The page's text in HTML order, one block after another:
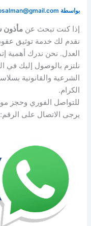
بواسطة
إذا كنت تبحث عنمأذون
نقدم لك خدمة توثيق عقود
العدل. نحن ندرك أهمية
نلتزم بالوصول إليك في
الشرعية والقانونية
الكرام.
للتواصل الفوري وحجز
يرجى الاتصال على